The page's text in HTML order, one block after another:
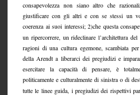
consapevolezza non siano altro che
giustificare con gli altri e con se stessi un
coerenza ai suoi interessi; 2)che questa
un ripercorrere, un rideclinare l’architettura
ragioni di una cultura egemone, scambiata
della Arendt a liberarci dei pregiudizi e
esercitare la capacità di pensare, è
politicamente e culturalmente di sinistra o di
tutte le linee guida, i pregiudizi dei rispettivi